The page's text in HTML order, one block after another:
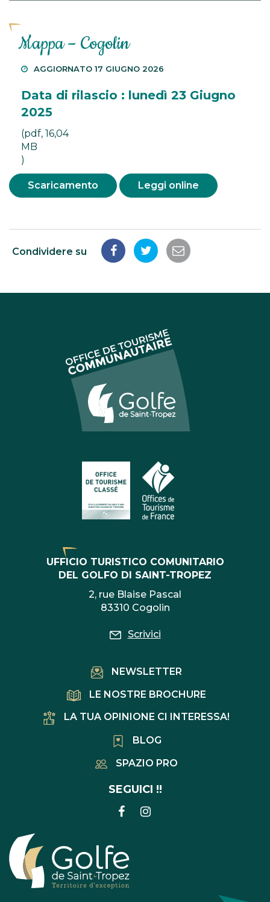
Mappa – Cogolin
AGGIORNATO 17 GIUGNO 2026
Data di rilascio : lunedì 23 Giugno
2025
(pdf, 16,04
MB
)
Scaricamento Leggi online
Condividere su
Condividi
Facebook
Condividi
Twitter
Condividi
e-
UFFICIO TURISTICO COMUNITARIO
DEL GOLFO DI SAINT-TROPEZ
2, rue Blaise Pascal
83310 Cogolin
Scrivici
NEWSLETTER
LE NOSTRE BROCHURE
LA TUA OPINIONE CI INTERESSA!
BLOG
SPAZIO PRO
SEGUICI !!
COLLEGAMENTO